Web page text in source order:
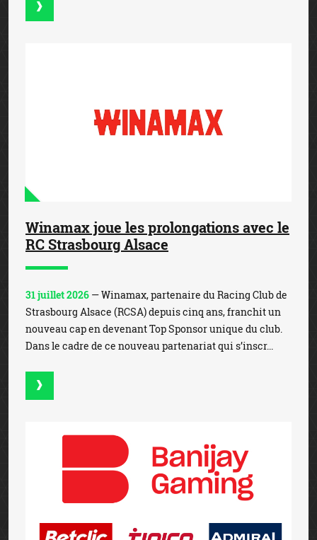
Winamax joue les prolongations avec le
RC Strasbourg Alsace
31 juillet 2026 — Winamax, partenaire du Racing Club de
Strasbourg Alsace (RCSA) depuis cinq ans, franchit un
nouveau cap en devenant Top Sponsor unique du club.
Dans le cadre de ce nouveau partenariat qui s’inscr...